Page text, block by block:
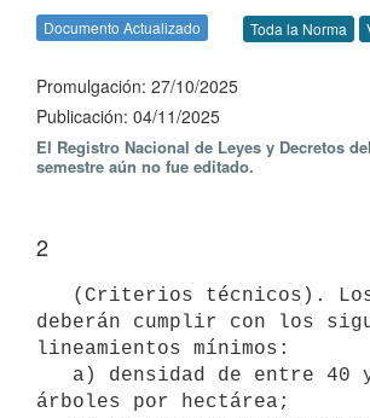
Documento Actualizado Toda la Norma
Promulgación: 27/10/2025
Publicación: 04/11/2025
El Registro Nacional de Leyes y Decretos
semestre aún no fue editado.
2
deberán cumplir con los
lineamientos mínimos:
árboles por hectárea;